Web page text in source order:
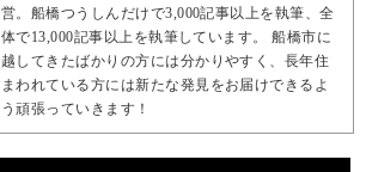
営。船橋つうしんだけで3,000記事以上を執筆、全
体で13,000記事以上を執筆しています。 船橋市に
越してきたばかりの方には分かりやすく、長年住
まわれている方には新たな発見をお届けできるよ
う頑張っていきます！